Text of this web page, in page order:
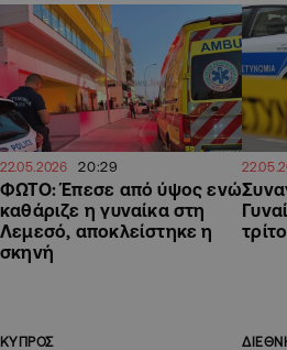
22.05.2026 20:29
ΦΩΤΟ: Έπεσε από ύψος ενώ
καθάριζε η γυναίκα στη
Λεμεσό, αποκλείστηκε η
σκηνή
ΚΥΠΡΟΣ